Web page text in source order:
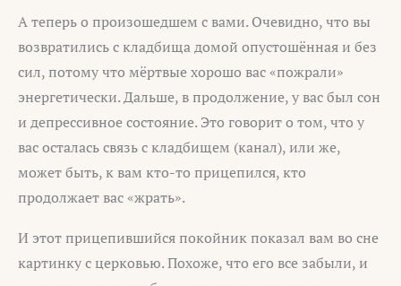
А теперь о произошедшем с вами. Очевидно, что вы
возвратились с кладбища домой опустошённая и без
сил, потому что мёртвые хорошо вас «пожрали»
энергетически. Дальше, в продолжение, у вас был сон
и депрессивное состояние. Это говорит о том, что у
вас осталась связь с кладбищем (канал), или же,
может быть, к вам кто-то прицепился, кто
продолжает вас «жрать».
И этот прицепившийся покойник показал вам во сне
картинку с церковью. Похоже, что его все забыли, и